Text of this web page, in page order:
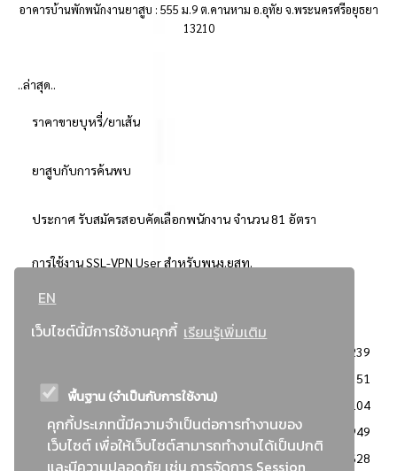
EN
เว็บไซต์นี้มีการใช้งานคุกกี้ เรียนรู้เพิ่มเติม
พื้นฐาน (จำเป็นกับการใช้งาน)
คุกกี้ประเภทนี้มีความจำเป็นต่อการทำงานของ
เว็บไซต์ เพื่อให้เว็บไซต์สามารถทำงานได้เป็นปกติ
อาคารบ้านพักพนักงานยาสูบ : 555 ม.9 ต.คานหาม อ.อุทัย จ.พระนครศรีอยุธยา
13210
..ล่าสุด..
ราคาขายบุหรี่/ยาเส้น
ยาสูบกับการค้นพบ
ประกาศ รับสมัครสอบคัดเลือกพนักงาน จำนวน 81 อัตรา
การใช้งาน SSL-VPN User สำหรับพนง.ยสท.
..ยอดนิยม..
3239
2351
: วิธีเฉพาะเจาะจง
2104
ข่าวสาร/ประกาศ
1949
: เอกสารส่งเสริมความโปร่งใสในการจัดซื้อจัดจ้าง
1628